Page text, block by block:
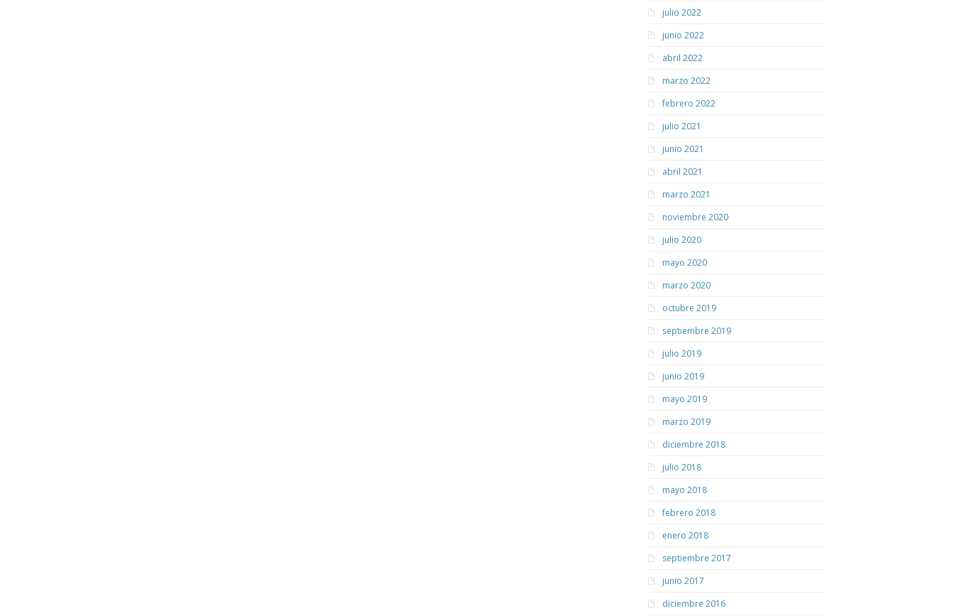
julio 2022
junio 2022
abril 2022
marzo 2022
febrero 2022
julio 2021
junio 2021
abril 2021
marzo 2021
noviembre 2020
julio 2020
mayo 2020
marzo 2020
octubre 2019
septiembre 2019
julio 2019
junio 2019
mayo 2019
marzo 2019
diciembre 2018
julio 2018
mayo 2018
febrero 2018
enero 2018
septiembre 2017
junio 2017
diciembre 2016